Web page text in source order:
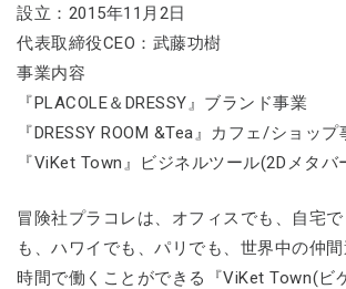
設立：2015年11月2日
代表取締役CEO：武藤功樹
事業内容
『PLACOLE＆DRESSY』ブランド事業
『DRESSY ROOM &Tea』カフェ/ショップ
『ViKet Town』ビジネルツール(2Dメタバ
冒険社プラコレは、オフィスでも、自宅
も、ハワイでも、パリでも、世界中の仲間
時間で働くことができる『ViKet Town(ビ